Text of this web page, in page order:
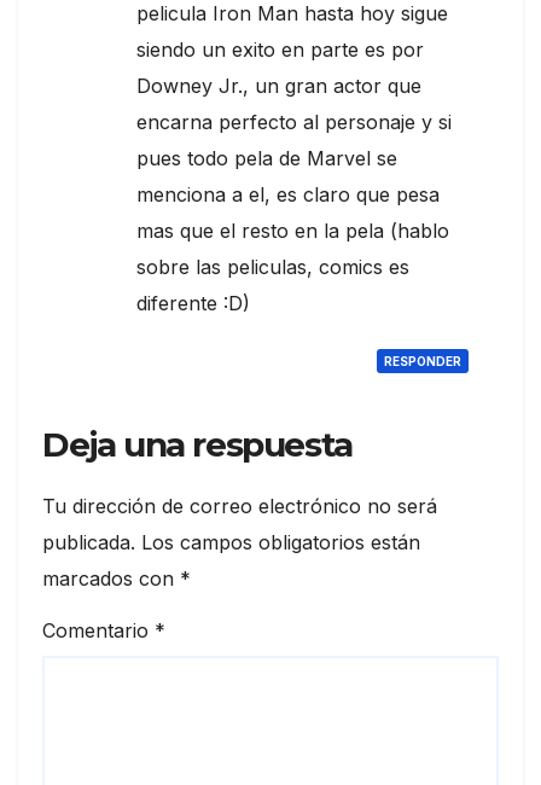
pelicula Iron Man hasta hoy sigue
siendo un exito en parte es por
Downey Jr., un gran actor que
encarna perfecto al personaje y si
pues todo pela de Marvel se
menciona a el, es claro que pesa
mas que el resto en la pela (hablo
sobre las peliculas, comics es
diferente :D)
RESPONDER
Deja una respuesta
Tu dirección de correo electrónico no será
publicada. Los campos obligatorios están
marcados con *
Comentario *